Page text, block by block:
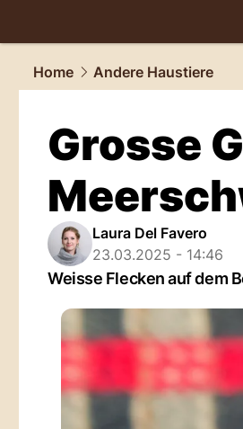
Home
Andere Haustiere
Grosse
Laura Del Favero
23.03.2025 - 14:46
Weisse Flecken auf dem